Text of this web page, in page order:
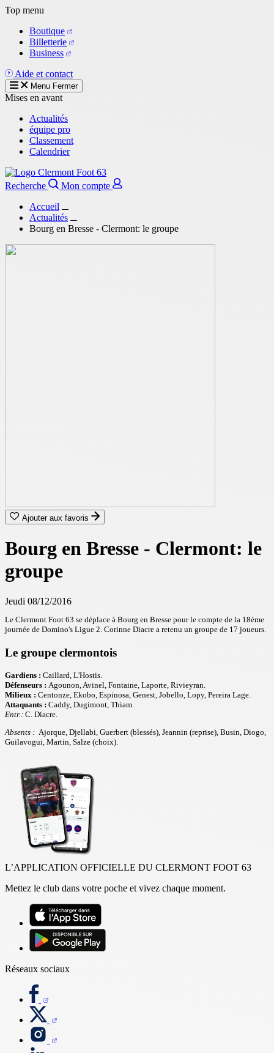
Aller
contenu
principal
Top menu
Boutique
Billetterie
Business
Aide et contact
Menu Fermer
Mises en avant
Actualités
équipe pro
Classement
Calendrier
Recherche
Mon compte
Accueil
Actualités
Bourg en Bresse - Clermont: le groupe
Ajouter aux favoris
Bourg en Bresse - Clermont: le
groupe
Jeudi 08/12/2016
Le Clermont Foot 63 se déplace à Bourg en Bresse pour le compte de la 18ème
journée de Domino's Ligue 2. Corinne Diacre a retenu un groupe de 17 joueurs.
Le groupe clermontois
Gardiens : Caillard, L'Hostis.
Défenseurs : Agounon, Avinel, Fontaine, Laporte, Rivieyran.
Milieux : Centonze, Ekobo, Espinosa, Genest, Jobello, Lopy, Pereira Lage.
Attaquants : Caddy, Dugimont, Thiam.
Entr.: C. Diacre.
Absents : Ajorque, Djellabi, Guerbert (blessés), Jeannin (reprise), Busin, Diogo,
Guilavogui, Martin, Salze (choix).
L’APPLICATION OFFICIELLE DU CLERMONT FOOT 63
Mettez le club dans votre poche et vivez chaque moment.
Réseaux sociaux